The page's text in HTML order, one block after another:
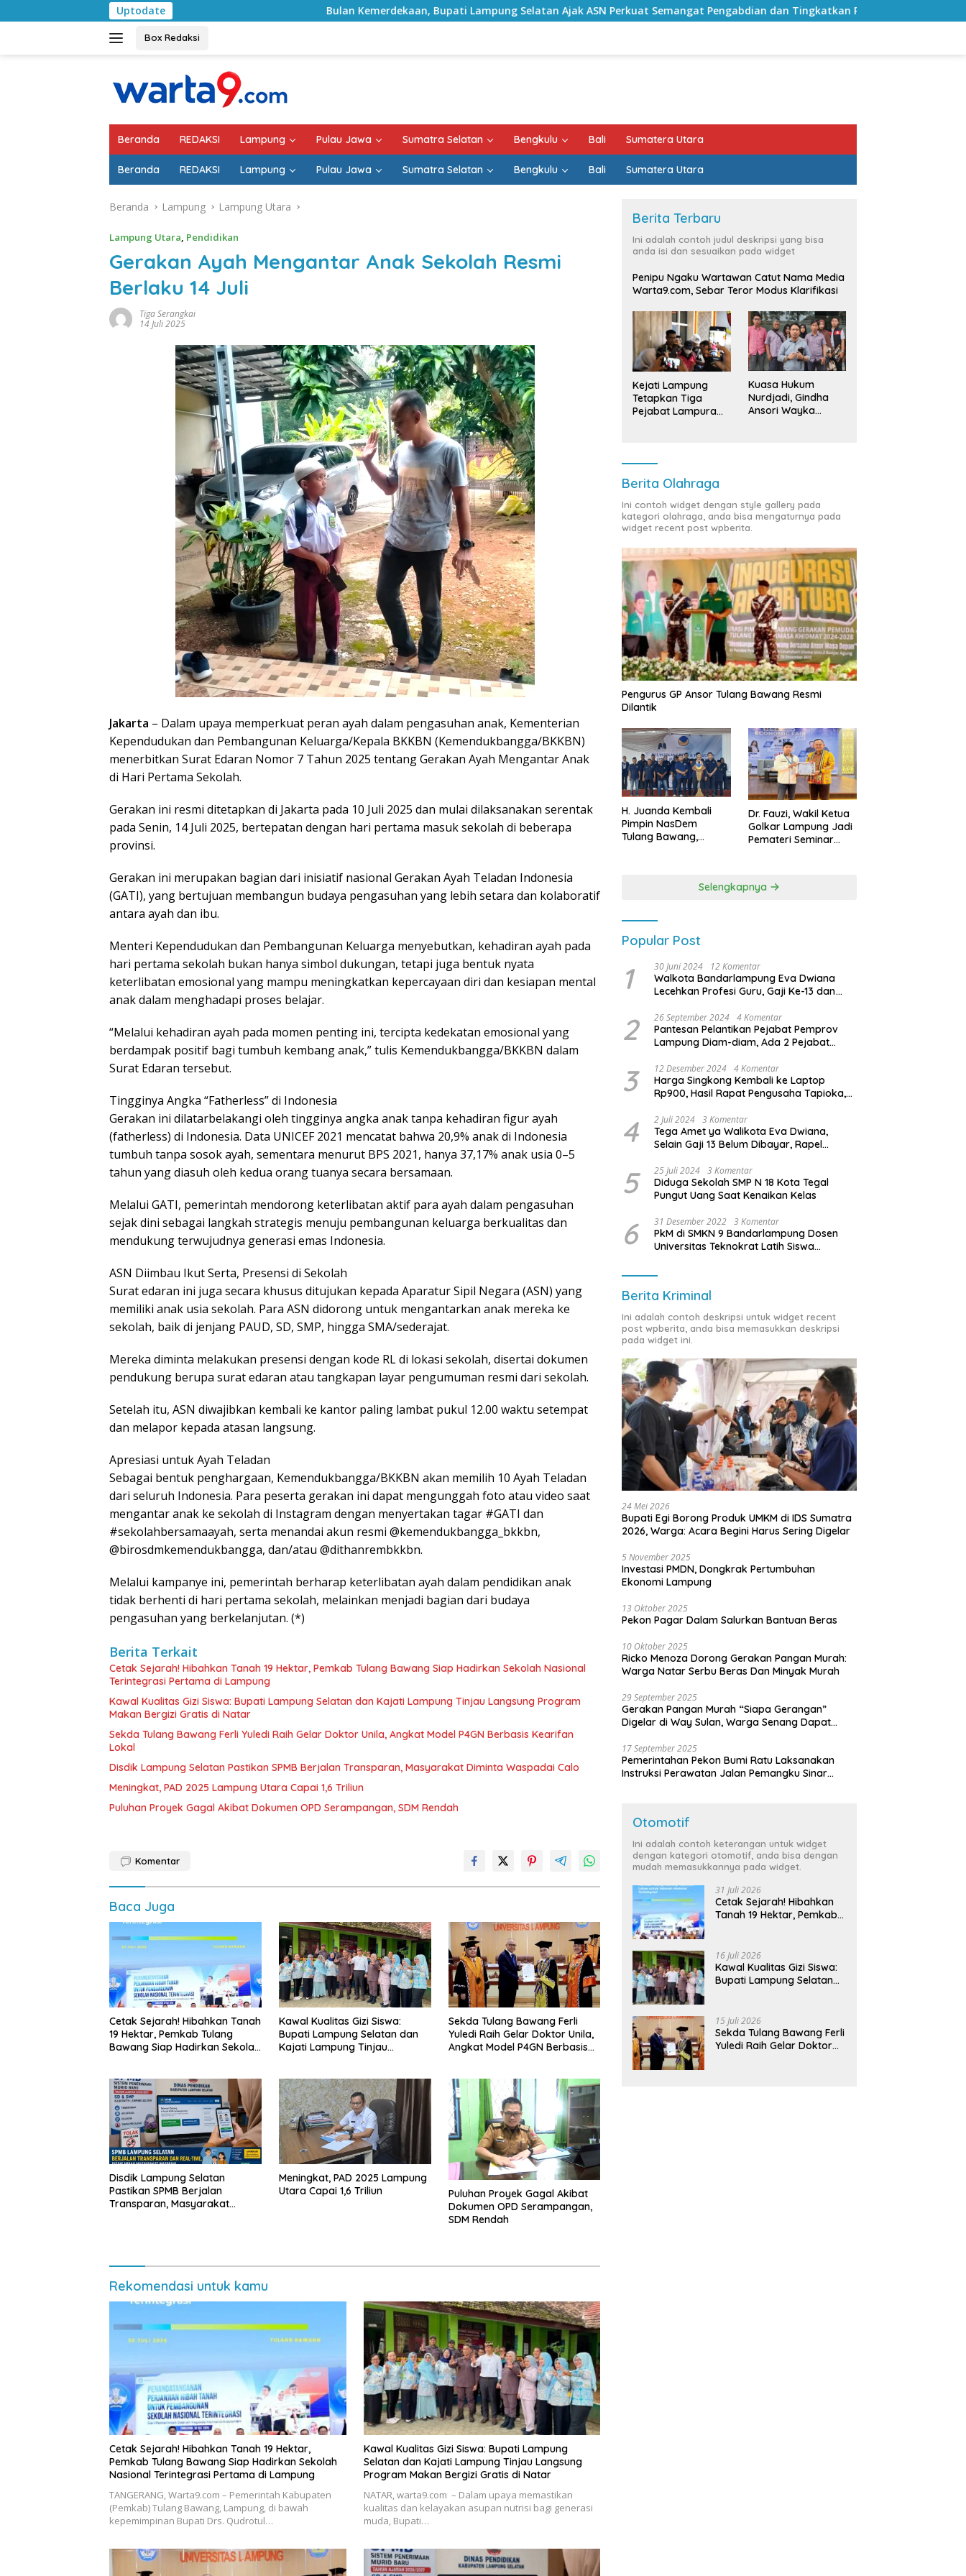
ke
Uptodate Bulan Kemerdekaan, Bupati Lampung Selatan Ajak ASN Perkuat Semangat Pengabdian dan Tingkatkan Pelayanan Publik
Box Redaksi
Beranda REDAKSI Lampung Pulau Jawa Sumatra Selatan Bengkulu Bali Sumatera Utara
Beranda REDAKSI Lampung Pulau Jawa Sumatra Selatan Bengkulu Bali Sumatera Utara
Beranda Lampung Lampung Utara
Lampung Utara, Pendidikan
Gerakan Ayah Mengantar Anak Sekolah Resmi
Berlaku 14 Juli
Tiga Serangkai
14 Juli 2025
Jakarta – Dalam upaya memperkuat peran ayah dalam pengasuhan anak, Kementerian
Kependudukan dan Pembangunan Keluarga/Kepala BKKBN (Kemendukbangga/BKKBN)
menerbitkan Surat Edaran Nomor 7 Tahun 2025 tentang Gerakan Ayah Mengantar Anak
di Hari Pertama Sekolah.
Gerakan ini resmi ditetapkan di Jakarta pada 10 Juli 2025 dan mulai dilaksanakan serentak
pada Senin, 14 Juli 2025, bertepatan dengan hari pertama masuk sekolah di beberapa
provinsi.
Gerakan ini merupakan bagian dari inisiatif nasional Gerakan Ayah Teladan Indonesia
(GATI), yang bertujuan membangun budaya pengasuhan yang lebih setara dan kolaboratif
antara ayah dan ibu.
Menteri Kependudukan dan Pembangunan Keluarga menyebutkan, kehadiran ayah pada
hari pertama sekolah bukan hanya simbol dukungan, tetapi juga bentuk nyata
keterlibatan emosional yang mampu meningkatkan kepercayaan diri dan kesiapan mental
anak dalam menghadapi proses belajar.
“Melalui kehadiran ayah pada momen penting ini, tercipta kedekatan emosional yang
berdampak positif bagi tumbuh kembang anak,” tulis Kemendukbangga/BKKBN dalam
Surat Edaran tersebut.
Tingginya Angka “Fatherless” di Indonesia
Gerakan ini dilatarbelakangi oleh tingginya angka anak tanpa kehadiran figur ayah
(fatherless) di Indonesia. Data UNICEF 2021 mencatat bahwa 20,9% anak di Indonesia
tumbuh tanpa sosok ayah, sementara menurut BPS 2021, hanya 37,17% anak usia 0–5
tahun yang diasuh oleh kedua orang tuanya secara bersamaan.
Melalui GATI, pemerintah mendorong keterlibatan aktif para ayah dalam pengasuhan
sejak dini sebagai langkah strategis menuju pembangunan keluarga berkualitas dan
mendukung terwujudnya generasi emas Indonesia.
ASN Diimbau Ikut Serta, Presensi di Sekolah
Surat edaran ini juga secara khusus ditujukan kepada Aparatur Sipil Negara (ASN) yang
memiliki anak usia sekolah. Para ASN didorong untuk mengantarkan anak mereka ke
sekolah, baik di jenjang PAUD, SD, SMP, hingga SMA/sederajat.
Mereka diminta melakukan presensi dengan kode RL di lokasi sekolah, disertai dokumen
pendukung berupa surat edaran atau tangkapan layar pengumuman resmi dari sekolah.
Setelah itu, ASN diwajibkan kembali ke kantor paling lambat pukul 12.00 waktu setempat
dan melapor kepada atasan langsung.
Apresiasi untuk Ayah Teladan
Sebagai bentuk penghargaan, Kemendukbangga/BKKBN akan memilih 10 Ayah Teladan
dari seluruh Indonesia. Para peserta gerakan ini dapat mengunggah foto atau video saat
mengantar anak ke sekolah di Instagram dengan menyertakan tagar #GATI dan
#sekolahbersamaayah, serta menandai akun resmi @kemendukbangga_bkkbn,
@birosdmkemendukbangga, dan/atau @dithanrembkkbn.
Melalui kampanye ini, pemerintah berharap keterlibatan ayah dalam pendidikan anak
tidak berhenti di hari pertama sekolah, melainkan menjadi bagian dari budaya
pengasuhan yang berkelanjutan. (*)
Berita Terkait
Cetak Sejarah! Hibahkan Tanah 19 Hektar, Pemkab Tulang Bawang Siap Hadirkan Sekolah Nasional
Terintegrasi Pertama di Lampung
Kawal Kualitas Gizi Siswa: Bupati Lampung Selatan dan Kajati Lampung Tinjau Langsung Program
Makan Bergizi Gratis di Natar
Sekda Tulang Bawang Ferli Yuledi Raih Gelar Doktor Unila, Angkat Model P4GN Berbasis Kearifan
Lokal
Disdik Lampung Selatan Pastikan SPMB Berjalan Transparan, Masyarakat Diminta Waspadai Calo
Meningkat, PAD 2025 Lampung Utara Capai 1,6 Triliun
Puluhan Proyek Gagal Akibat Dokumen OPD Serampangan, SDM Rendah
Komentar
Baca Juga
Cetak Sejarah! Hibahkan Tanah
19 Hektar, Pemkab Tulang
Bawang Siap Hadirkan Sekolah
Kawal Kualitas Gizi Siswa:
Bupati Lampung Selatan dan
Kajati Lampung Tinjau
Sekda Tulang Bawang Ferli
Yuledi Raih Gelar Doktor Unila,
Angkat Model P4GN Berbasis
Disdik Lampung Selatan
Pastikan SPMB Berjalan
Transparan, Masyarakat
Meningkat, PAD 2025 Lampung
Utara Capai 1,6 Triliun
Puluhan Proyek Gagal Akibat
Dokumen OPD Serampangan,
SDM Rendah
Rekomendasi untuk kamu
Cetak Sejarah! Hibahkan Tanah 19 Hektar,
Pemkab Tulang Bawang Siap Hadirkan Sekolah
Nasional Terintegrasi Pertama di Lampung
​TANGERANG, Warta9.com – Pemerintah Kabupaten
(Pemkab) Tulang Bawang, Lampung, di bawah
kepemimpinan Bupati Drs. Qudrotul…
Kawal Kualitas Gizi Siswa: Bupati Lampung
Selatan dan Kajati Lampung Tinjau Langsung
Program Makan Bergizi Gratis di Natar
NATAR, warta9.com – Dalam upaya memastikan
kualitas dan kelayakan asupan nutrisi bagi generasi
muda, Bupati…
Berita Terbaru
Ini adalah contoh judul deskripsi yang bisa
anda isi dan sesuaikan pada widget
Penipu Ngaku Wartawan Catut Nama Media
Warta9.com, Sebar Teror Modus Klarifikasi
Kejati Lampung
Tetapkan Tiga
Pejabat Lampura
Kuasa Hukum
Nurdjadi, Gindha
Ansori Wayka
Berita Olahraga
Ini contoh widget dengan style gallery pada
kategori olahraga, anda bisa mengaturnya pada
widget recent post wpberita.
Pengurus GP Ansor Tulang Bawang Resmi
Dilantik
H. Juanda Kembali
Pimpin NasDem
Tulang Bawang,
Dr. Fauzi, Wakil Ketua
Golkar Lampung Jadi
Pemateri Seminar
Kebangsaan
Selengkapnya
Popular Post
1 30 Juni 2024 12 Komentar
Walkota Bandarlampung Eva Dwiana
Lecehkan Profesi Guru, Gaji Ke-13 dan
2 26 September 2024 4 Komentar
Pantesan Pelantikan Pejabat Pemprov
Lampung Diam-diam, Ada 2 Pejabat
3 12 Desember 2024 4 Komentar
Harga Singkong Kembali ke Laptop
Rp900, Hasil Rapat Pengusaha Tapioka,
Lampung
4 2 Juli 2024 3 Komentar
Tega Amet ya Walikota Eva Dwiana,
Selain Gaji 13 Belum Dibayar, Rapel
Dibayar
5 25 Juli 2024 3 Komentar
Diduga Sekolah SMP N 18 Kota Tegal
Pungut Uang Saat Kenaikan Kelas
6 31 Desember 2022 3 Komentar
PkM di SMKN 9 Bandarlampung Dosen
Universitas Teknokrat Latih Siswa
Berita Kriminal
Ini adalah contoh deskripsi untuk widget recent
post wpberita, anda bisa memasukkan deskripsi
pada widget ini.
24 Mei 2026
Bupati Egi Borong Produk UMKM di IDS Sumatra
2026, Warga: Acara Begini Harus Sering Digelar
5 November 2025
Investasi PMDN, Dongkrak Pertumbuhan
Ekonomi Lampung
13 Oktober 2025
Pekon Pagar Dalam Salurkan Bantuan Beras
10 Oktober 2025
Ricko Menoza Dorong Gerakan Pangan Murah:
Warga Natar Serbu Beras Dan Minyak Murah
29 September 2025
Gerakan Pangan Murah “Siapa Gerangan”
Digelar di Way Sulan, Warga Senang Dapat
17 September 2025
Pemerintahan Pekon Bumi Ratu Laksanakan
Instruksi Perawatan Jalan Pemangku Sinar
Otomotif
Ini adalah contoh keterangan untuk widget
dengan kategori otomotif, anda bisa dengan
mudah memasukkannya pada widget.
31 Juli 2026
Cetak Sejarah! Hibahkan
Tanah 19 Hektar, Pemkab
Terintegrasi Pertama di
Lampung
16 Juli 2026
Kawal Kualitas Gizi Siswa:
Bupati Lampung Selatan
Bergizi Gratis di Natar
15 Juli 2026
Sekda Tulang Bawang Ferli
Yuledi Raih Gelar Doktor